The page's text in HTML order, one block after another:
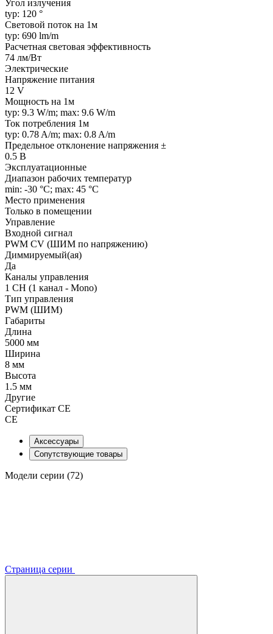
Угол излучения
typ: 120 °
Световой поток на 1м
typ: 690 lm/m
Расчетная световая эффективность
74 лм/Вт
Электрические
Напряжение питания
12 V
Мощность на 1м
typ: 9.3 W/m; max: 9.6 W/m
Ток потребления 1м
typ: 0.78 A/m; max: 0.8 A/m
Предельное отклонение напряжения ±
0.5 В
Эксплуатационные
Диапазон рабочих температур
min: -30 °C; max: 45 °C
Место применения
Только в помещении
Управление
Входной сигнал
PWM СV (ШИМ по напряжению)
Диммируемый(ая)
Да
Каналы управления
1 CH (1 канал - Mono)
Тип управления
PWM (ШИМ)
Габариты
Длина
5000 мм
Ширина
8 мм
Высота
1.5 мм
Другие
Сертификат CE
CE
Аксессуары
Сопутствующие товары
Модели серии (72)
Страница серии